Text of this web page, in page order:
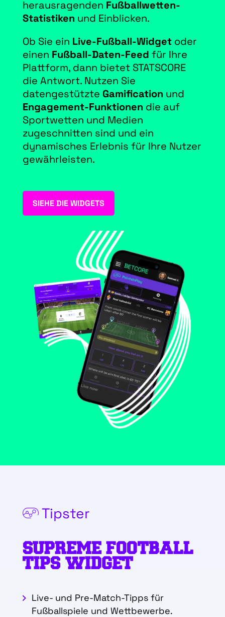
herausragenden Fußballwetten-
Statistiken und Einblicken.
Ob Sie ein Live-Fußball-Widgetoder
einen Fußball-Daten-Feed für Ihre
Plattform, dann bietet STATSCORE
die Antwort. Nutzen Sie
datengestützte Gamification und
Engagement-Funktionen die auf
Sportwetten und Medien
zugeschnitten sind und ein
dynamisches Erlebnis für Ihre Nutzer
gewährleisten.
SIEHE DIE WIDGETS
Tipster
SUPREME FOOTBALL
TIPS WIDGET
Live- und Pre-Match-Tipps für
Fußballspiele und Wettbewerbe.